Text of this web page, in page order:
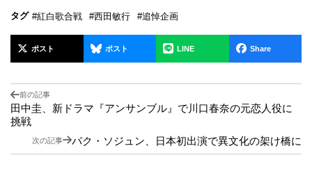
タグ #紅白歌合戦 #西田敏行 #追悼企画
ポスト ポスト LINE Share
前の記事
田中圭、新ドラマ『アンサンブル』で川口春奈の元恋人役に
挑戦
次の記事 パク・ソジュン、日本初出演で異文化の架け橋に